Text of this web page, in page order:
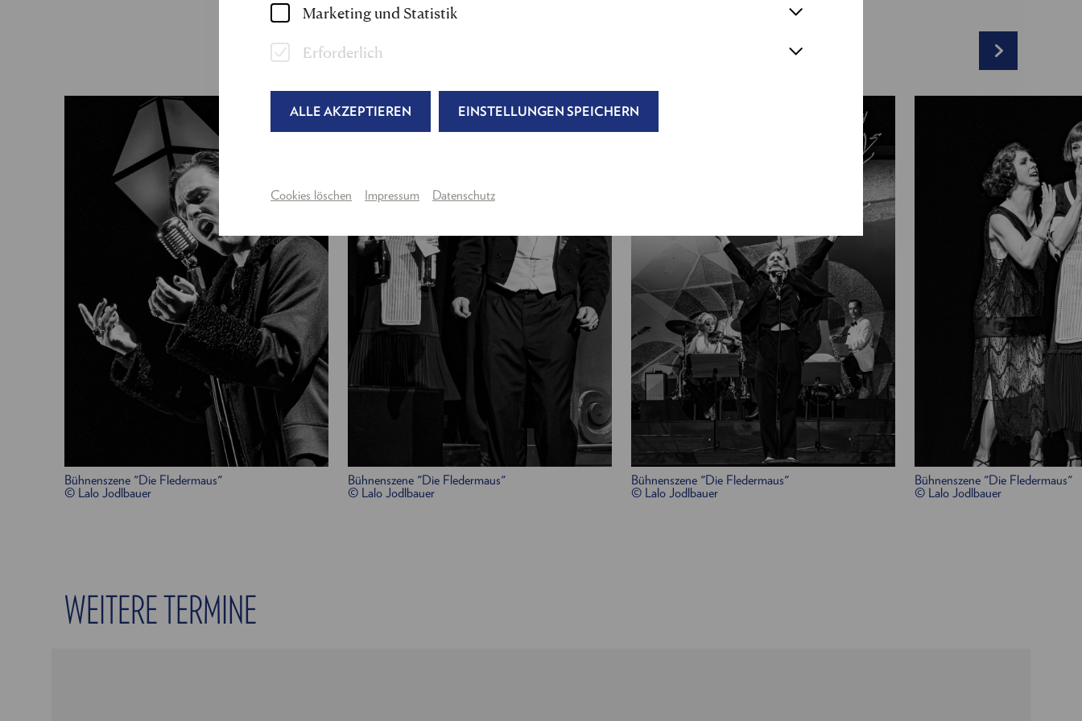
Marketing und Statistik
Erforderlich
ALLE AKZEPTIEREN EINSTELLUNGEN SPEICHERN
Cookies löschen Impressum Datenschutz
Maske : Gabriele Martin, Christina Jelen
Licht:
Roland Müllauer
Produktion:Julia Wagner, Tina Schmidt
Rosalinde von Eisenstein,eine Privatière
Eva Mayer
Adele, eine Kammerjungfer:
Julia Edtmeier
Dr. Falke, ein Notar:Peter Lesiak Lukas Schrenk*
Prinz Orlofsky, ein russischer Emigrant:
Moritz Mausser
Alfred, sein Gesangslehrer / Major:
Gerhard Kasal
Frosch, ein Gefängniswärter, Damir, Maître de Plaisir: Sebastian Wendelin
Dr. Blind, ein Advokat / Konsul:
Helmut Bohatsch
Frank, Gefängnisdirektor:
Jakob Semotan
Adeles Schwester, eine Geigerin:Anna Tropper
Mira Gregorič
Klavier:Alexander „Xidi“ Christof
Nils Strunk
Bass, Gesang:Bernhard Moshammer
Gitarre, Banjo, Cello
Bühnenszene "Die Fledermaus"
© Lalo Jodlbauer
Bühnenszene "Die Fledermaus"
© Lalo Jodlbauer
Bühnenszene "Die Fledermaus"
© Lalo Jodlbauer
Bühnenszene "Die Fledermaus"
© Lalo Jodlbauer
WEITERE TERMINE